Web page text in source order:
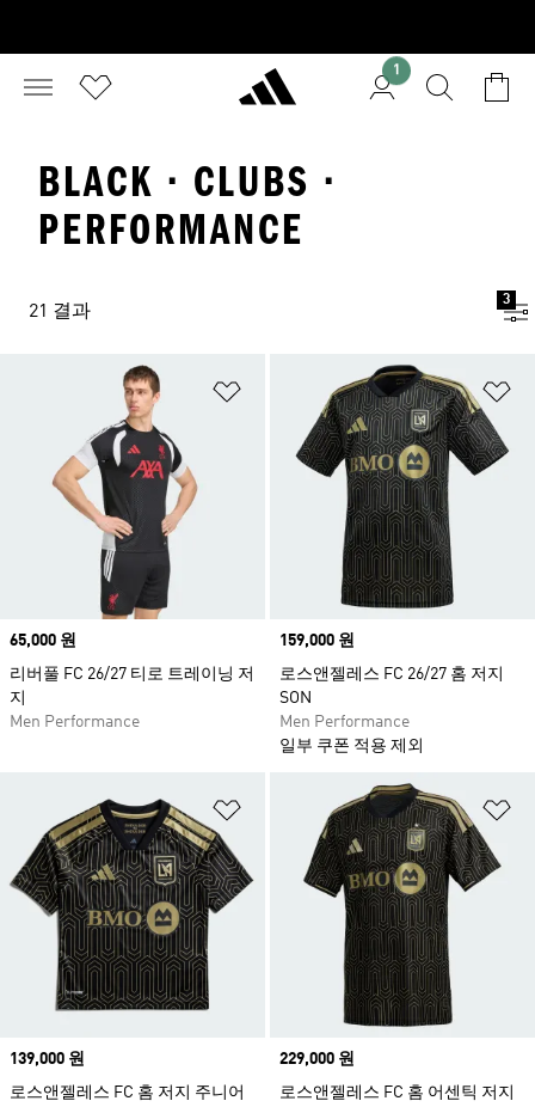
1
BLACK · CLUBS ·
PERFORMANCE
21 결과
3
위시리스트 담기
Price
65,000 원
리버풀 FC 26/27 티로 트레이닝 저
지
Men Performance
Price
159,000 원
로스앤젤레스 FC 26/27 홈 저지
SON
Men Performance
일부 쿠폰 적용 제외
위시리스트 담기
Price
139,000 원
로스앤젤레스 FC 홈 저지 주니어
Price
229,000 원
로스앤젤레스 FC 홈 어센틱 저지